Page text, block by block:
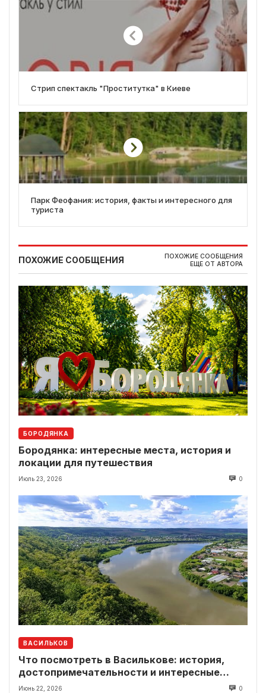
Стрип спектакль "Проститутка" в Киеве
Парк Феофания: история, факты и интересного для
туриста
ПОХОЖИЕ СООБЩЕНИЯ
ПОХОЖИЕ СООБЩЕНИЯ
ЕЩЕ ОТ АВТОРА
БОРОДЯНКА
Бородянка: интересные места, история и
локации для путешествия
Июль 23, 2026 0
ВАСИЛЬКОВ
Что посмотреть в Василькове: история,
достопримечательности и интересные
локации рядом
Июнь 22, 2026 0